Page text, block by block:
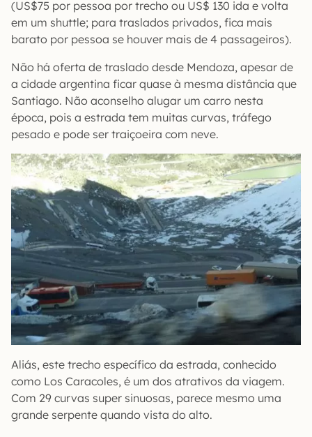
(US$75 por pessoa por trecho ou US$ 130 ida e volta
em um shuttle; para traslados privados, fica mais
barato por pessoa se houver mais de 4 passageiros).
Não há oferta de traslado desde Mendoza, apesar de
a cidade argentina ficar quase à mesma distância que
Santiago. Não aconselho alugar um carro nesta
época, pois a estrada tem muitas curvas, tráfego
pesado e pode ser traiçoeira com neve.
Aliás, este trecho específico da estrada, conhecido
como Los Caracoles, é um dos atrativos da viagem.
Com 29 curvas super sinuosas, parece mesmo uma
grande serpente quando vista do alto.